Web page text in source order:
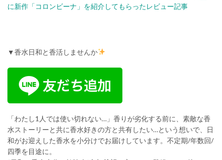
に新作「コロンビーナ」を紹介してもらったレビュー記事
▼香水日和と香活しませんか
「わたし1人では使い切れない…」香りが劣化する前に、素敵な香
水ストーリーと共に香水好きの方と共有したい…という想いで、日
和がお迎えした香水を小分けでお届けしています。不定期/年数回/
四季を目途に。